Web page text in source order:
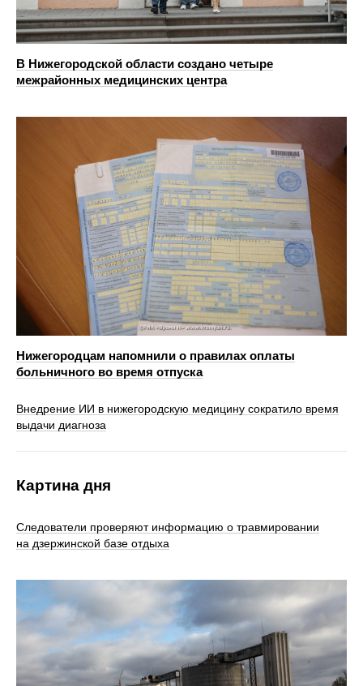
В Нижегородской области создано четыре
межрайонных медицинских центра
Нижегородцам напомнили о правилах оплаты
больничного во время отпуска
Внедрение ИИ в нижегородскую медицину сократило время
выдачи диагноза
Картина дня
Следователи проверяют информацию о травмировании
на дзержинской базе отдыха